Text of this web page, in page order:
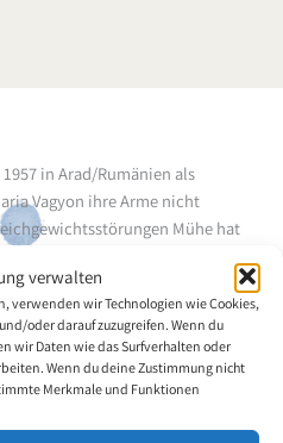
verwalten
verwenden wir Technologien wie Cookies,
oder darauf zuzugreifen. Wenn du
wir Daten wie das Surfverhalten oder
Wenn du deine Zustimmung nicht
Merkmale und Funktionen
in Arad/Rumänien als
Vagyon ihre Arme nicht
Mühe hat
mit dem rechten Fuss zu malen
Malerei ebenso zu ihrem Leben
Die VDMFK gewährt Frau
ein Stipendium.